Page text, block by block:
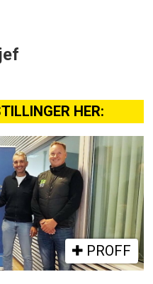
HER:
PROFF